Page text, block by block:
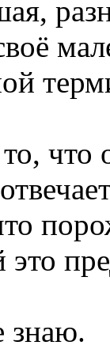
что
знаю.